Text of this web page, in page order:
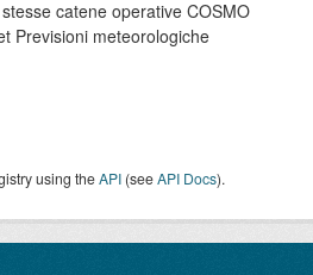
catene operative COSMO
Previsioni meteorologiche
using theAPI (seeAPI Docs).